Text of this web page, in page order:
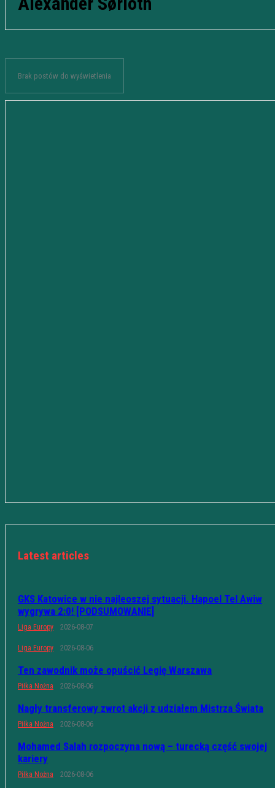
Brak postów do wyświetlenia
Latest articles
GKS Katowice w nie najleoszej sytuacji. Hapoel Tel Awiw
wygrywa 2:0! [PODSUMOWANIE]
Liga Europy 2026-08-07
Liga Europy 2026-08-06
Ten zawodnik może opuścić Legię Warszawa
Piłka Nożna 2026-08-06
Nagły transferowy zwrot akcji z udziałem Mistrza Świata
Piłka Nożna 2026-08-06
Mohamed Salah rozpoczyna nową – turecką część swojej
kariery
Piłka Nożna 2026-08-06